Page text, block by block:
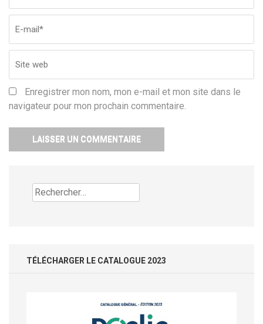
Enregistrer mon nom, mon e-mail et mon site dans le
navigateur pour mon prochain commentaire.
Rechercher :
TÉLÉCHARGER LE CATALOGUE 2023